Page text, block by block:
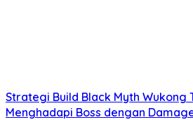
Strategi Build Black Myth Wukong
Menghadapi Boss dengan